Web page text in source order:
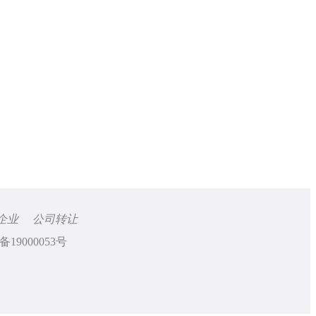
业
公司转让
19000053号